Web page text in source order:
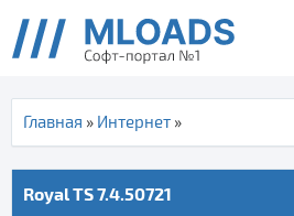
Главная » Интернет »
Royal TS 7.4.50721